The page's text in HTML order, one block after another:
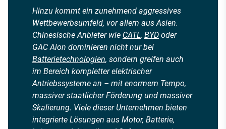
Hinzu kommt ein zunehmend aggressives
Wettbewerbsumfeld, vor allem aus Asien.
Chinesische Anbieter wie CATL, BYD oder
GAC Aion dominieren nicht nur bei
Batterietechnologien, sondern greifen auch
im Bereich kompletter elektrischer
Antriebssysteme an – mit enormem Tempo,
massiver staatlicher Förderung und massiver
Skalierung. Viele dieser Unternehmen bieten
integrierte Lösungen aus Motor, Batterie,